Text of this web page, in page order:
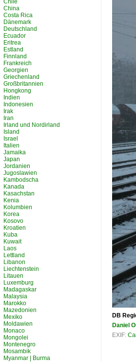
DB
Daniel
EXIF:
Chile
China
Costa Rica
Dänemark
Deutschland
Ecuador
Eritrea
Estland
Finnland
Frankreich
Georgien
Griechenland
Großbritannien
Hongkong
Indien
Indonesien
Irak
Iran
Irland und Nordirland
Island
Israel
Italien
Jamaika
Japan
Jordanien
Jugoslawien
Kambodscha
Kanada
Kasachstan
Kenia
Kolumbien
Korea
Kosovo
Kroatien
Kuba
Kuwait
Laos
Lettland
Libanon
Liechtenstein
Litauen
Luxemburg
Madagaskar
Malaysia
Marokko
Mazedonien
Mexiko
Moldawien
Monaco
Mongolei
Montenegro
Mosambik
Myanmar | Burma